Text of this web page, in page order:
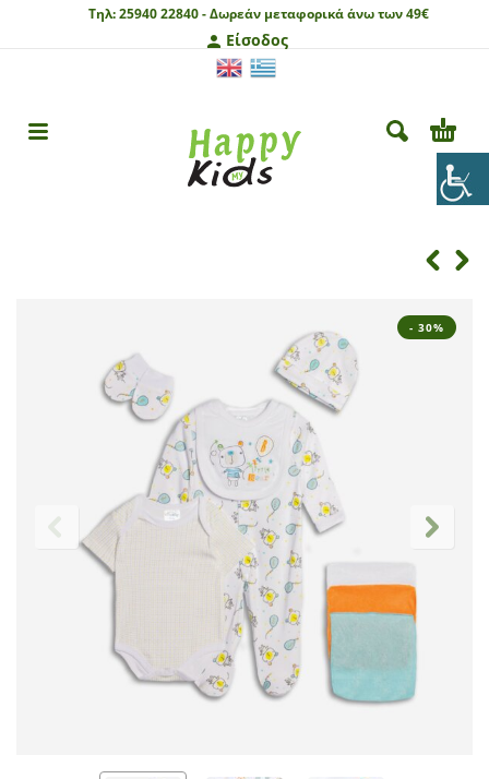
Τηλ:25940 22840 -Δωρεάν μεταφορικά άνω των 49€
Είσοδος
- 30%